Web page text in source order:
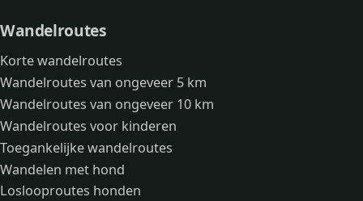
Wandelroutes
Korte wandelroutes
Wandelroutes van ongeveer 5 km
Wandelroutes van ongeveer 10 km
Wandelroutes voor kinderen
Toegankelijke wandelroutes
Wandelen met hond
Loslooproutes honden